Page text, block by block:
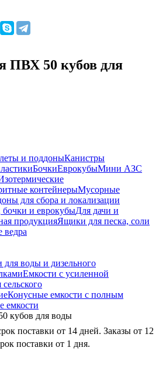
ПВХ 50 кубов для
и поддоныКанистры
БочкиЕврокубыМини АЗС
контейнерыМусорные
для сбора и локализации
и еврокубыДля дачи и
продукцияЯщики для песка, соли
ведра
для воды и дизельного
Емкости с усиленной
сельского
Конусные емкости с полным
емкости
кубов для воды
поставки от 14 дней. Заказы от 12
поставки от 1 дня.